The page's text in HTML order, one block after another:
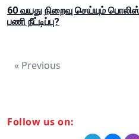
60 வயது நிறைவு செய்யும்
பணி நீட்டிப்பு?
« Previous
Follow us on: